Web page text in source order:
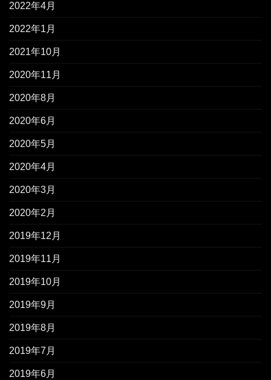
2022年4月
2022年1月
2021年10月
2020年11月
2020年8月
2020年6月
2020年5月
2020年4月
2020年3月
2020年2月
2019年12月
2019年11月
2019年10月
2019年9月
2019年8月
2019年7月
2019年6月